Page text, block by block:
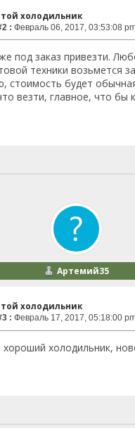
холодильник
: Февраль 06, 2017, 03:53:08
под заказ привезти.
техники возьмется
стоимость будет
везти, главное, что бы
Артемий35
холодильник
: Февраль 17, 2017, 05:18:00
холодильник,